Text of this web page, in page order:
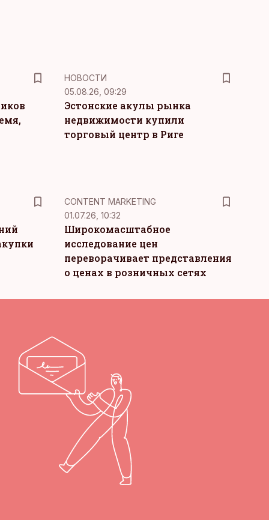
НОВОСТИ
05.08.26, 09:29
Эстонские акулы рынка
недвижимости купили
торговый центр в Риге
KM
CONTENT MARKETING
01.07.26, 10:32
Широкомасштабное
исследование цен
переворачивает представления
о ценах в розничных сетях